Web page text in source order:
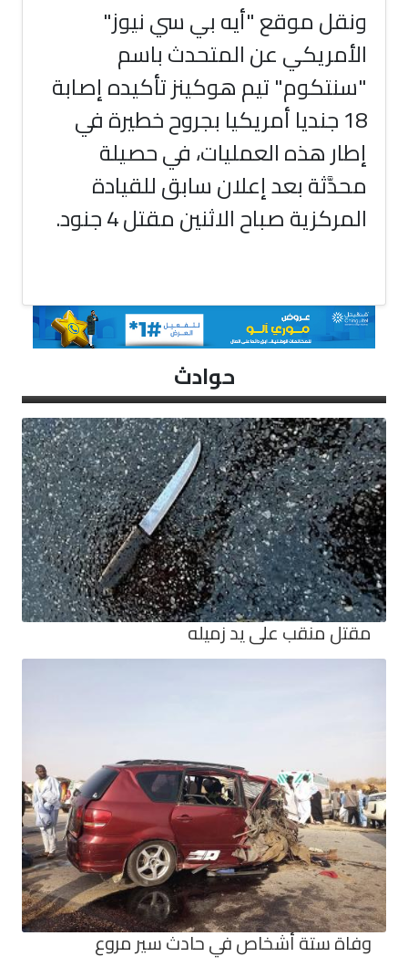
حوادث
مقتل منقب على يد زميله
وفاة ستة أشخاص في حادث سير مروع
ونقل موقع "أيه بي سي نيوز"
الأمريكي عن المتحدث باسم
"سنتكوم" تيم هوكينز تأكيده إصابة
18 جنديا أمريكيا بجروح خطيرة في
إطار هذه العمليات، في حصيلة
محدَّثة بعد إعلان سابق للقيادة
المركزية صباح الاثنين مقتل 4 جنود.